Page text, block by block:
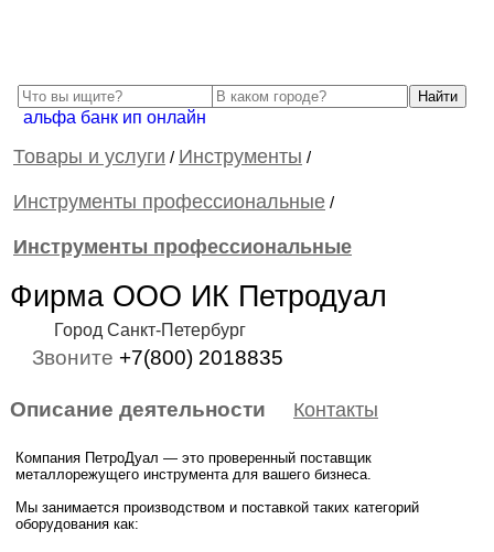
альфа банк ип онлайн
Товары и услуги / Инструменты /
Инструменты профессиональные /
Инструменты профессиональные
Фирма ООО ИК Петродуал
Город Санкт-Петербург
Звоните +7(800) 2018835
Описание деятельности Контакты
Компания ПетроДуал — это проверенный поставщик
металлорежущего инструмента для вашего бизнеса.
Мы занимается производством и поставкой таких категорий
оборудования как: